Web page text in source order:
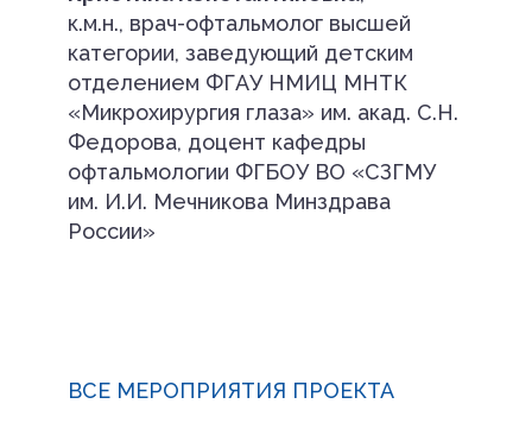
к.м.н., врач-офтальмолог высшей
категории, заведующий детским
отделением ФГАУ НМИЦ МНТК
«Микрохирургия глаза» им. акад. С.Н.
Федорова, доцент кафедры
офтальмологии ФГБОУ ВО «СЗГМУ
им. И.И. Мечникова Минздрава
России»
ВСЕ МЕРОПРИЯТИЯ ПРОЕКТА